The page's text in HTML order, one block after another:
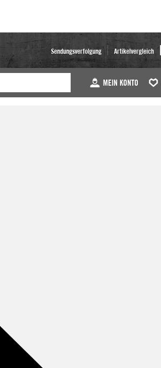
Sendungsverfolgung Artikelvergleich
MEIN KONTO